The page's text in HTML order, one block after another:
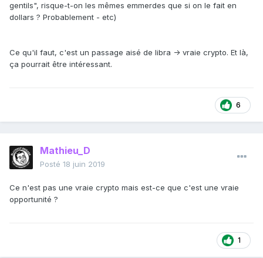
gentils", risque-t-on les mêmes emmerdes que si on le fait en
dollars ? Probablement - etc)
Ce qu'il faut, c'est un passage aisé de libra -> vraie crypto. Et là,
ça pourrait être intéressant.
6
Mathieu_D
Posté 18 juin 2019
Ce n'est pas une vraie crypto mais est-ce que c'est une vraie
opportunité ?
1